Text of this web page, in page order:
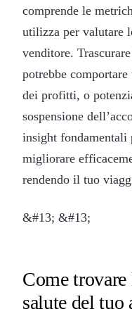
comprende le
utilizza per valutare
venditore.
potrebbe
dei profitti, o
sospensione
insight fondamentali
migliorare
rendendo il tuo
&#13; &#13;
Come
salute del tuo